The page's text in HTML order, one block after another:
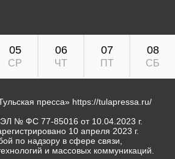
05
СР
06
ЧТ
07
ПТ
08
СБ
пресса» https://tulapressa.ru/
ЭЛ № ФС 77-85016 от 10.04.2023 г.
10 апреля 2023 г.
по надзору в сфере связи,
и массовых коммуникаций.